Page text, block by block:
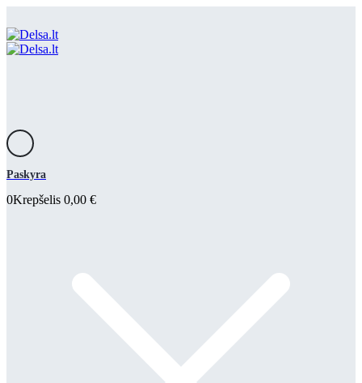
Paskyra
0Krepšelis 0,00 €